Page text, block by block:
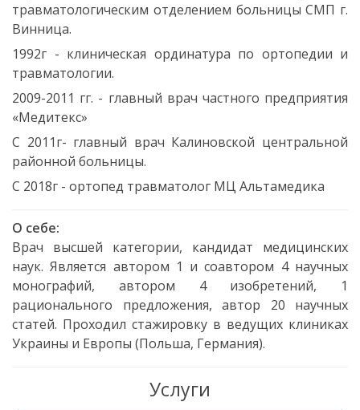
травматологическим отделением больницы СМП г.
Винница.
1992г - клиническая ординатура по ортопедии и
травматологии.
2009-2011 гг. - главный врач частного предприятия
«Медитекс»
С 2011г- главный врач Калиновской центральной
районной больницы.
С 2018г - ортопед травматолог МЦ Альтамедика
О себе:
Врач высшей категории, кандидат медицинских
наук. Является автором 1 и соавтором 4 научных
монографий, автором 4 изобретений, 1
рационального предложения, автор 20 научных
статей. Проходил стажировку в ведущих клиниках
Украины и Европы (Польша, Германия).
Услуги